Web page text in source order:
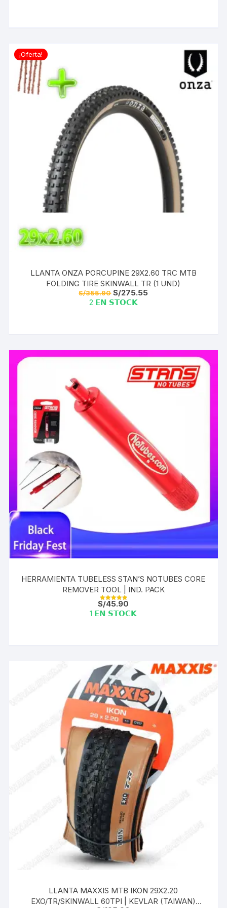
¡Oferta!
LLANTA ONZA PORCUPINE 29X2.60 TRC MTB
FOLDING TIRE SKINWALL TR (1 UND)
S/355.90 El
precio
original
S/275.55El
2 𝗘𝗡 𝗦𝗧𝗢𝗖𝗞
HERRAMIENTA TUBELESS STAN’S NOTUBES CORE
REMOVER TOOL | IND. PACK
Valorado con
5.00
de 5
S/45.90
1 𝗘𝗡 𝗦𝗧𝗢𝗖𝗞
LLANTA MAXXIS MTB IKON 29X2.20
EXO/TR/SKINWALL 60TPI | KEVLAR (TAIWAN)